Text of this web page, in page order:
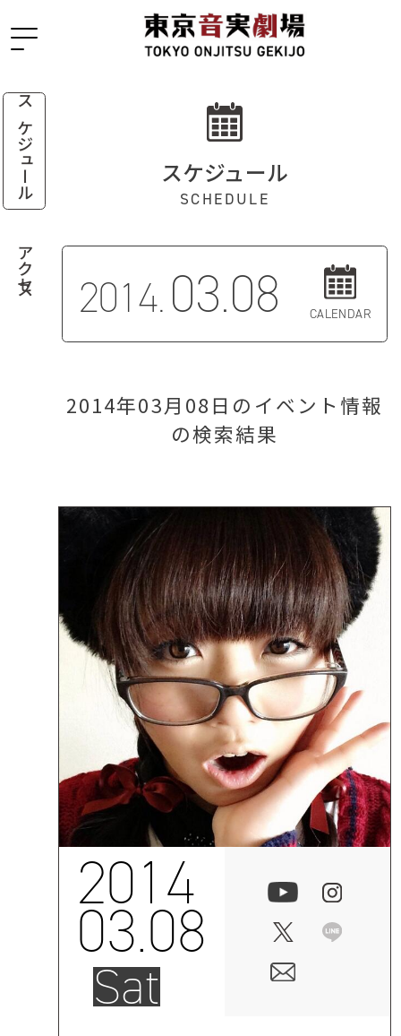
スケジュール
アクセス
スケジュール
SCHEDULE
2014.03.08 CALENDAR
2014年03月08日のイベント情報
の検索結果
2014
03.08
Sat